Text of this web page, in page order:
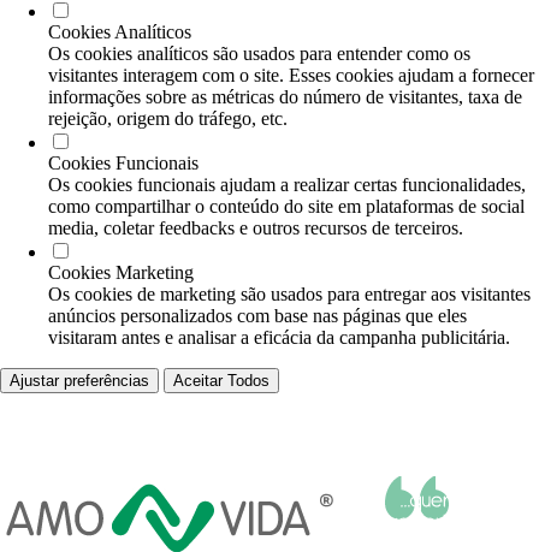
Cookies Analíticos
Os cookies analíticos são usados para entender como os
visitantes interagem com o site. Esses cookies ajudam a fornecer
informações sobre as métricas do número de visitantes, taxa de
rejeição, origem do tráfego, etc.
Cookies Funcionais
Os cookies funcionais ajudam a realizar certas funcionalidades,
como compartilhar o conteúdo do site em plataformas de social
media, coletar feedbacks e outros recursos de terceiros.
Cookies Marketing
Os cookies de marketing são usados para entregar aos visitantes
anúncios personalizados com base nas páginas que eles
visitaram antes e analisar a eficácia da campanha publicitária.
Ajustar preferências Aceitar Todos